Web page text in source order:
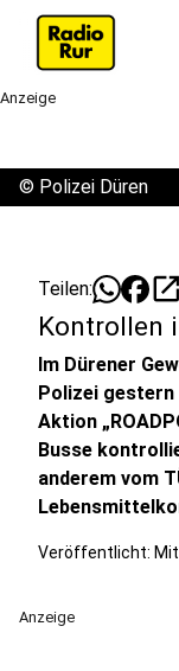
Anzeige
© Polizei Düren
Teilen: open_in_new
Kontrollen
Im Dürener
Polizei gestern
Aktion
Busse
anderem vom
Veröffentlicht:
Anzeige